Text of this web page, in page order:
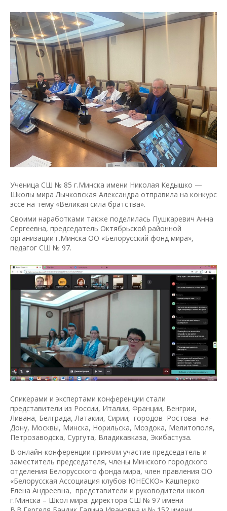
Ученица СШ № 85 г.Минска имени Николая Кедышко —
Школы мира Лычковская Александра отправила на конкурс
эссе на тему «Великая сила братства».
Своими наработками также поделилась Пушкаревич Анна
Сергеевна, председатель Октябрьской районной
организации г.Минска ОО «Белорусский фонд мира»,
педагог СШ № 97.
Спикерами и экспертами конференции стали
представители из России, Италии, Франции, Венгрии,
Ливана, Белграда, Латакии, Сирии; городов Ростова- на-
Дону, Москвы, Минска, Норильска, Моздока, Мелитополя,
Петрозаводска, Сургута, Владикавказа, Экибастуза.
В онлайн-конференции приняли участие председатель и
заместитель председателя, члены Минского городского
отделения Белорусского фонда мира, член правления ОО
«Белорусская Ассоциация клубов ЮНЕСКО» Кашперко
Елена Андреевна, представители и руководители школ
г.Минска – Школ мира: директора СШ № 97 имени